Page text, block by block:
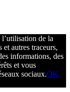
de la
autres traceurs,
informations, des
et vous
sociaux.OK,